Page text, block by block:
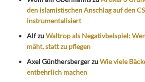
den islamistischen Anschlag auf den
instrumentalisiert
AlfzuWaltrop als Negativbeispiel:
mäht, statt zu pflegen
Axel GünthersbergerzuWie viele
entbehrlich machen